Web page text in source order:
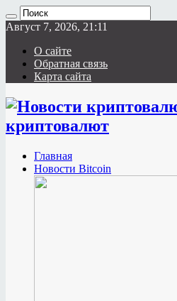
Август 7, 2026, 21:11
О сайте
Обратная связь
Карта сайта
криптовалют
Главная
Новости Bitcoin